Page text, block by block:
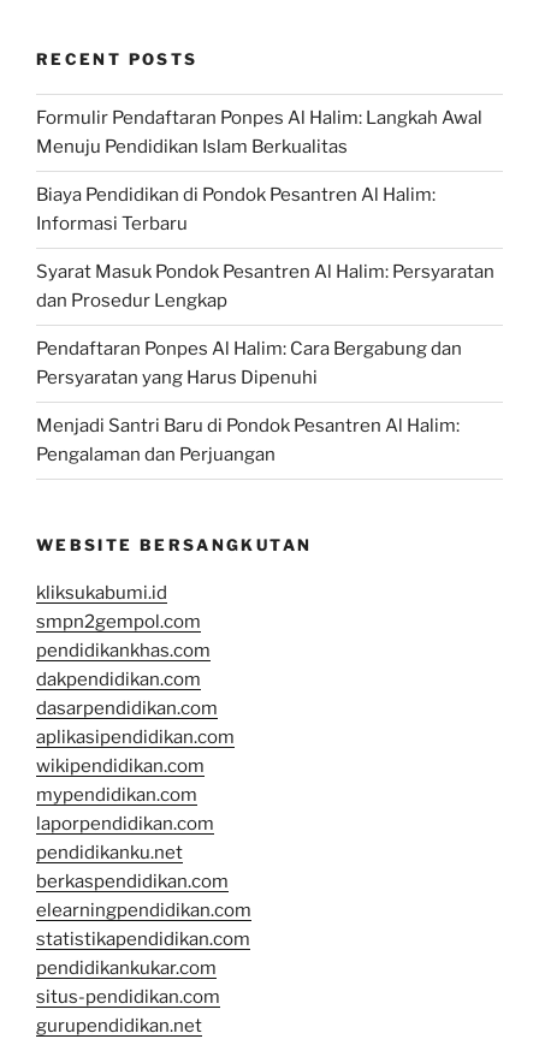
RECENT POSTS
Formulir Pendaftaran Ponpes Al Halim: Langkah Awal
Menuju Pendidikan Islam Berkualitas
Biaya Pendidikan di Pondok Pesantren Al Halim:
Informasi Terbaru
Syarat Masuk Pondok Pesantren Al Halim: Persyaratan
dan Prosedur Lengkap
Pendaftaran Ponpes Al Halim: Cara Bergabung dan
Persyaratan yang Harus Dipenuhi
Menjadi Santri Baru di Pondok Pesantren Al Halim:
Pengalaman dan Perjuangan
WEBSITE BERSANGKUTAN
kliksukabumi.id
smpn2gempol.com
pendidikankhas.com
dakpendidikan.com
dasarpendidikan.com
aplikasipendidikan.com
wikipendidikan.com
mypendidikan.com
laporpendidikan.com
pendidikanku.net
berkaspendidikan.com
elearningpendidikan.com
statistikapendidikan.com
pendidikankukar.com
situs-pendidikan.com
gurupendidikan.net